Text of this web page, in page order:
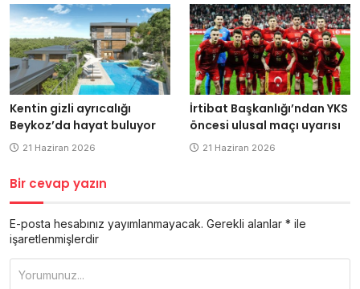
Kentin gizli ayrıcalığı
Beykoz’da hayat buluyor
21 Haziran 2026
İrtibat Başkanlığı’ndan YKS
öncesi ulusal maçı uyarısı
21 Haziran 2026
Bir cevap yazın
E-posta hesabınız yayımlanmayacak. Gerekli alanlar * ile
işaretlenmişlerdir